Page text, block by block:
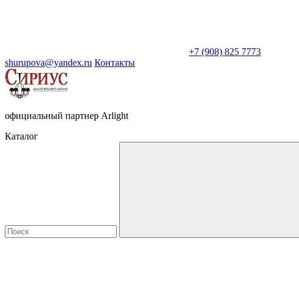
+7 (908) 825 7773
shurupova@yandex.ru Контакты
официальный партнер Arlight
Каталог